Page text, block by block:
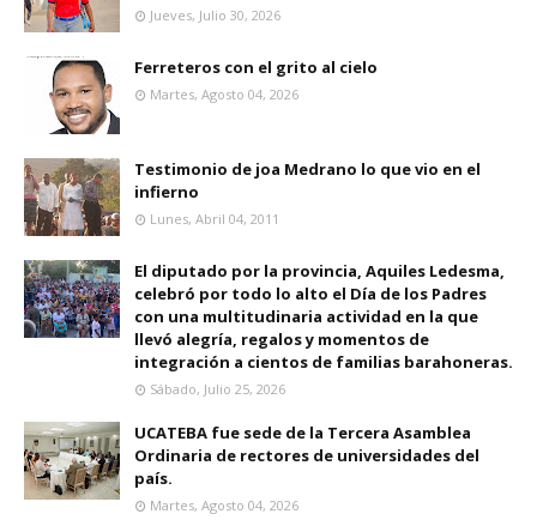
Jueves, Julio 30, 2026
Ferreteros con el grito al cielo
Martes, Agosto 04, 2026
Testimonio de joa Medrano lo que vio en el
infierno
Lunes, Abril 04, 2011
El diputado por la provincia, Aquiles Ledesma,
celebró por todo lo alto el Día de los Padres
con una multitudinaria actividad en la que
llevó alegría, regalos y momentos de
integración a cientos de familias barahoneras.
Sábado, Julio 25, 2026
UCATEBA fue sede de la Tercera Asamblea
Ordinaria de rectores de universidades del
país.
Martes, Agosto 04, 2026